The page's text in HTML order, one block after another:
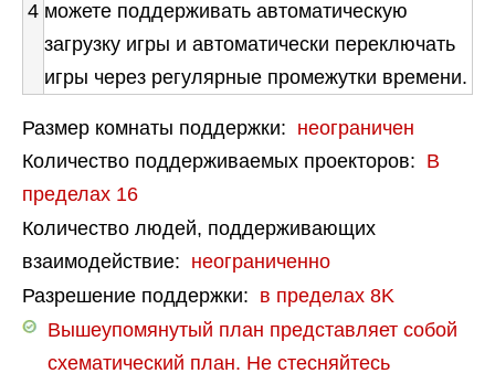
4 можете поддерживать автоматическую
загрузку игры и автоматически переключать
игры через регулярные промежутки времени.
Размер комнаты поддержки: неограничен
Количество поддерживаемых проекторов: В
пределах 16
Количество людей, поддерживающих
взаимодействие: неограниченно
Разрешение поддержки: в пределах 8K
Вышеупомянутый план представляет собой
схематический план. Не стесняйтесь